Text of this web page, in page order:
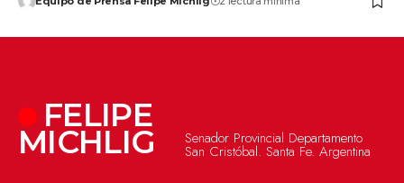
FELIPE
MICHLIG Senador Provincial Departamento
San Cristóbal. Santa Fe. Argentina